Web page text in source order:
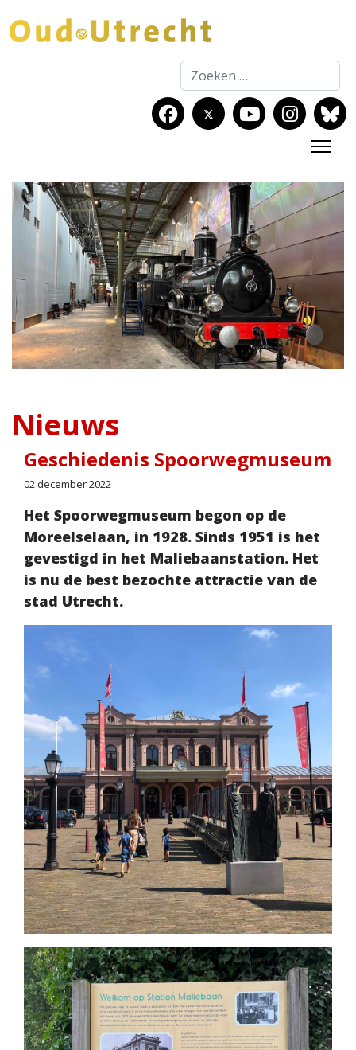
Zoeken
Nieuws
Geschiedenis Spoorwegmuseum
02 december 2022
Het Spoorwegmuseum begon op de
Moreelselaan, in 1928. Sinds 1951 is het
gevestigd in het Maliebaanstation. Het
is nu de best bezochte attractie van de
stad Utrecht.